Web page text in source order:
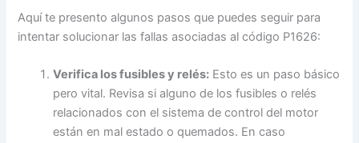
Aquí te presento algunos pasos que puedes seguir para
intentar solucionar las fallas asociadas al código P1626:
Verifica los fusibles y relés: Esto es un paso básico
pero vital. Revisa si alguno de los fusibles o relés
relacionados con el sistema de control del motor
están en mal estado o quemados. En caso